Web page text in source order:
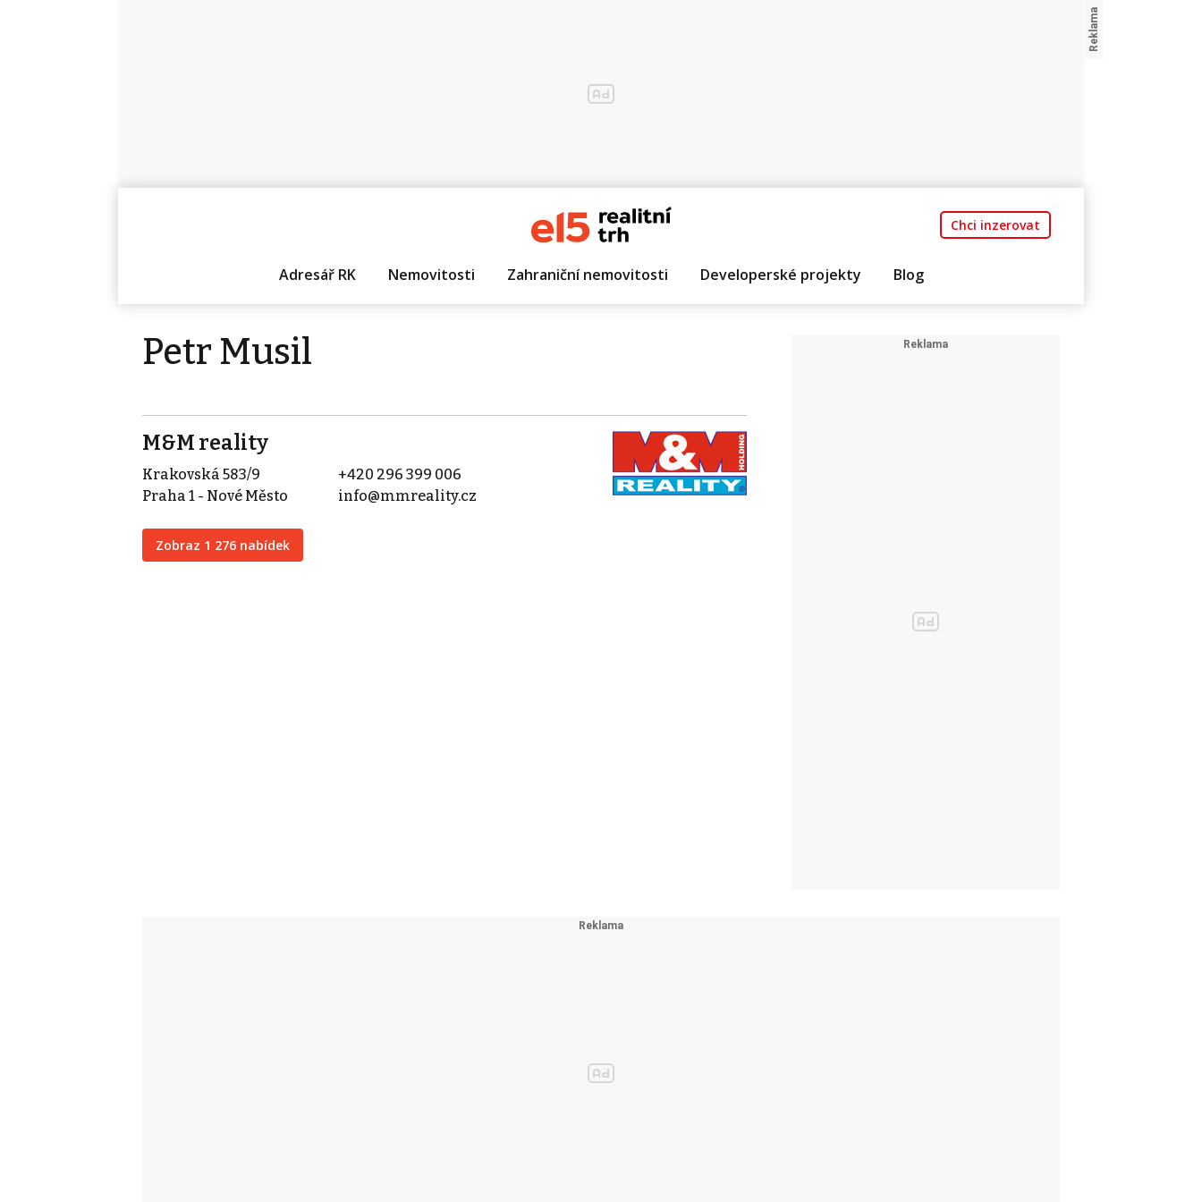
Chci inzerovat
Adresář RK Nemovitosti Zahraniční nemovitosti Developerské projekty Blog
Petr Musil
M&M reality
Krakovská 583/9
Praha 1 - Nové Město
Zobraz 1 276 nabídek
+420 296 399 006
info@mmreality.cz